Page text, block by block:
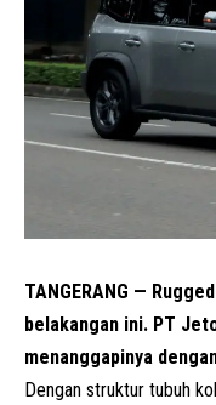
TANGERANG —
belakangan ini. PT
menanggapinya
Dengan struktur tubuh